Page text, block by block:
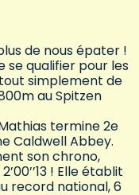
de nous épater !
se qualifier pour les
simplement de
au Spitzen
termine 2e
Caldwell Abbey.
son chrono,
! Elle établit
record national, 6